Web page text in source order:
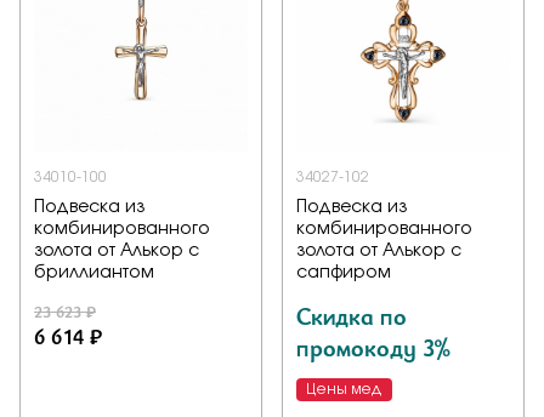
34010-100
Подвеска из
комбинированного
золота от Алькор с
бриллиантом
23 623 ₽
6 614 ₽
34027-102
Подвеска из
комбинированного
золота от Алькор с
сапфиром
Скидка по
промокоду 3%
Цены мед